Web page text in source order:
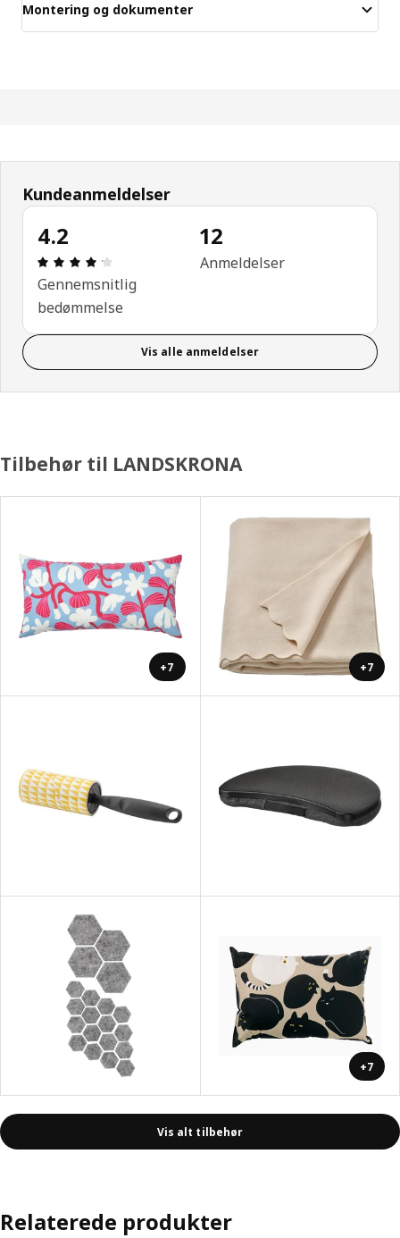
Montering og dokumenter
Kundeanmeldelser
4.2
Anmeldelse: 4.2 Ud af 5 Stjerner. Anmeldelser i
Gennemsnitlig
bedømmelse
12
Anmeldelser
Vis alle anmeldelser
Tilbehør til LANDSKRONA
+7 +7
+7
Vis alt tilbehør
Relaterede produkter